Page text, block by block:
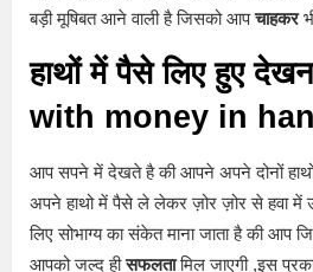
बड़ी मूषिबत आने वाली है जिसको आपचाहकर
हाथों में पैसे लिए हुए
with money in
आप सपने में देखते है की आपने अपने दोनों
अपने हाथो में पैसे ले लेकर ज़ोर ज़ोर से हवा में
लिए सोभाग्य का संकेत माना जाता है की आप
आपको जल्द हीसफलतामिल जाएगी ,इस